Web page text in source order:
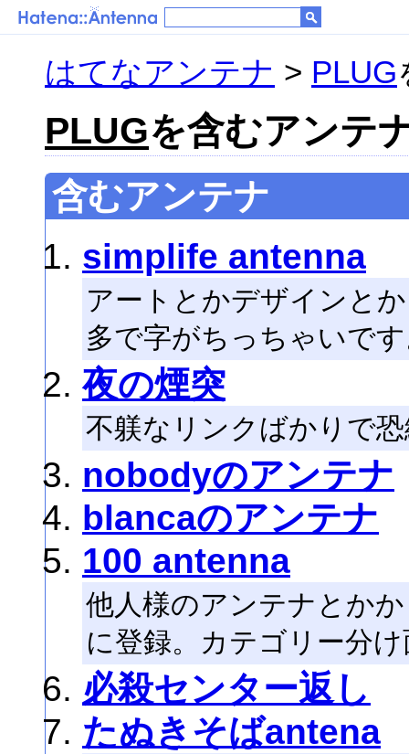
はてなアンテナ > PLUG
PLUGを含むアンテ
含むアンテナ
simplife antenna
アートとかデザインと
多で字がちっちゃいで
夜の煙突
不躾なリンクばかりで
nobodyのアンテナ
blancaのアンテナ
100 antenna
他人様のアンテナとか
に登録。カテゴリー分
必殺センター返し
たぬきそばantena